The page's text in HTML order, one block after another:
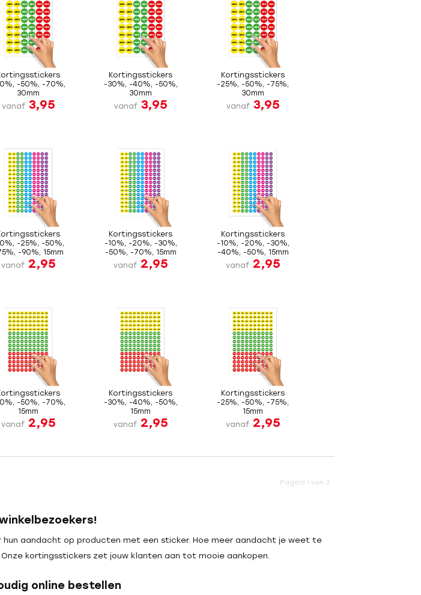
-50%, -70%,
30mm
vanaf 3,95
Kortingsstickers
-30%, -40%, -50%,
30mm
vanaf 3,95
Kortingsstickers
-25%, -50%, -75%,
30mm
vanaf 3,95
-25%, -50%,
-90%, 15mm
vanaf 2,95
Kortingsstickers
-10%, -20%, -30%,
-50%, -70%, 15mm
vanaf 2,95
Kortingsstickers
-10%, -20%, -30%,
-40%, -50%, 15mm
vanaf 2,95
-50%, -70%,
15mm
vanaf 2,95
Kortingsstickers
-30%, -40%, -50%,
15mm
vanaf 2,95
Kortingsstickers
-25%, -50%, -75%,
15mm
vanaf 2,95
Pagina 1 van 3
hun aandacht op producten met een sticker. Hoe meer aandacht je weet te
kortingsstickers zet jouw klanten aan tot mooie aankopen.
online bestellen